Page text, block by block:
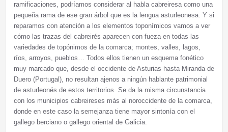
ramificaciones, podríamos considerar al habla cabreiresa como una
pequeña rama de ese gran árbol que es la lengua asturleonesa. Y si
reparamos con atención a los elementos toponímicos vamos a ver
cómo las trazas del cabreirés aparecen con fueza en todas las
variedades de topónimos de la comarca; montes, valles, lagos,
ríos, arroyos, pueblos… Todos ellos tienen un esquema fonético
muy marcado que, desde el occidente de Asturias hasta Miranda de
Duero (Portugal), no resultan ajenos a ningún hablante patrimonial
de asturleonés de estos territorios. Se da la misma circunstancia
con los municipios cabreireses más al noroccidente de la comarca,
donde en este caso la semejanza tiene mayor sintonía con el
gallego berciano o gallego oriental de Galicia.